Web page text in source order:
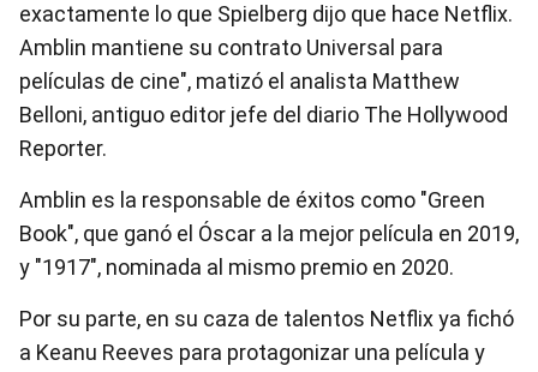
exactamente lo que Spielberg dijo que hace Netflix.
Amblin mantiene su contrato Universal para
películas de cine", matizó el analista Matthew
Belloni, antiguo editor jefe del diario The Hollywood
Reporter.
Amblin es la responsable de éxitos como "Green
Book", que ganó el Óscar a la mejor película en 2019,
y "1917″, nominada al mismo premio en 2020.
Por su parte, en su caza de talentos Netflix ya fichó
a Keanu Reeves para protagonizar una película y